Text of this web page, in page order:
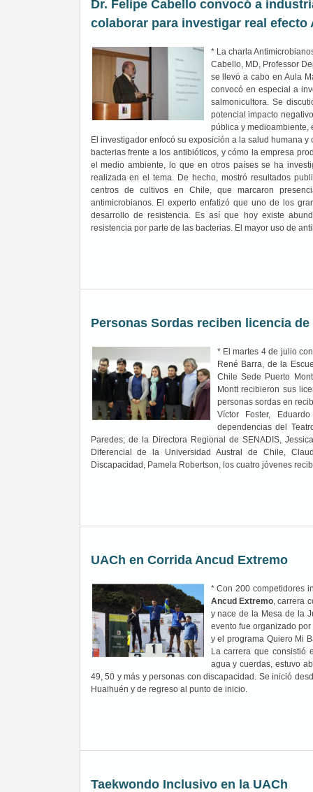
Dr. Felipe Cabello convocó a
colaborar para investigar real efecto
* La charla
Cabello, MD, Professor
se llevó a cabo en Aula
convocó en especial a
salmonicultora. Se
potencial impacto
pública y medioambiente,
El investigador enfocó su exposición a la salud humana
bacterias frente a los antibióticos, y cómo la empresa
el medio ambiente, lo que en otros países se ha
realizada en el tema. De hecho, mostró resultados
centros de cultivos en Chile, que marcaron
antimicrobianos. El experto enfatizó que uno de los
desarrollo de resistencia. Es así que hoy existe
resistencia por parte de las bacterias. El mayor uso de
Personas Sordas reciben licencia
* El martes 4 de julio
René Barra, de la
Chile Sede Puerto
Montt recibieron sus
personas sordas en
Víctor Foster,
dependencias del
Paredes; de la Directora Regional de SENADIS,
Diferencial de la Universidad Austral de Chile,
Discapacidad, Pamela Robertson, los cuatro jóvenes
UACh en Corrida Ancud Extremo
* Con 200 competidores
Ancud Extremo, carrera
y nace de la Mesa de la
evento fue organizado
y el programa Quiero Mi
La carrera que consistió
agua y cuerdas, estuvo
49, 50 y más y personas con discapacidad. Se inició
Huaihuén y de regreso al punto de inicio.
Taekwondo Inclusivo en la UACh